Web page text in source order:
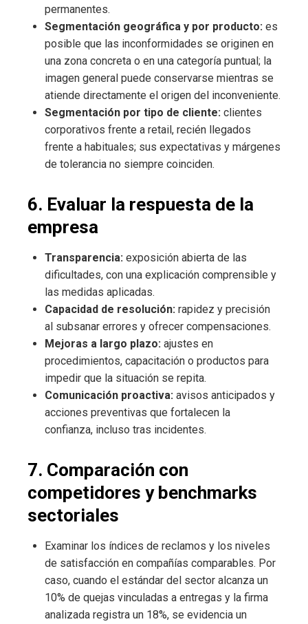
permanentes.
Segmentación geográfica y por producto: es
posible que las inconformidades se originen en
una zona concreta o en una categoría puntual; la
imagen general puede conservarse mientras se
atiende directamente el origen del inconveniente.
Segmentación por tipo de cliente: clientes
corporativos frente a retail, recién llegados
frente a habituales; sus expectativas y márgenes
de tolerancia no siempre coinciden.
6. Evaluar la respuesta de la
empresa
Transparencia: exposición abierta de las
dificultades, con una explicación comprensible y
las medidas aplicadas.
Capacidad de resolución: rapidez y precisión
al subsanar errores y ofrecer compensaciones.
Mejoras a largo plazo: ajustes en
procedimientos, capacitación o productos para
impedir que la situación se repita.
Comunicación proactiva: avisos anticipados y
acciones preventivas que fortalecen la
confianza, incluso tras incidentes.
7. Comparación con
competidores y benchmarks
sectoriales
Examinar los índices de reclamos y los niveles
de satisfacción en compañías comparables. Por
caso, cuando el estándar del sector alcanza un
10% de quejas vinculadas a entregas y la firma
analizada registra un 18%, se evidencia un